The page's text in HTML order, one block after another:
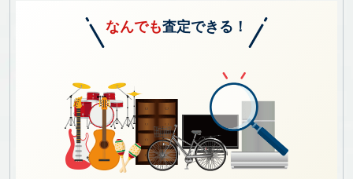
なんでも査定できる！